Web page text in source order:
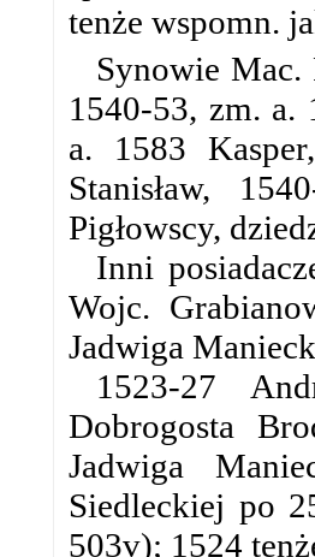
tenże wspomn.
Synowie Mac.
1540-53, zm. a.
a. 1583
Stanisław,
Pigłowscy,
Inni
Wojc.
Jadwiga
1523-27
Dobrogosta
Jadwiga
Siedleckiej po
503v); 1524